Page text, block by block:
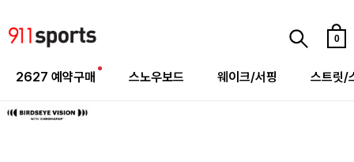
0
2627 예약구매 스노우보드 웨이크/서핑 스트릿/